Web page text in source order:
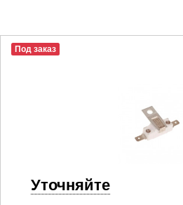
Под заказ
Уточняйте